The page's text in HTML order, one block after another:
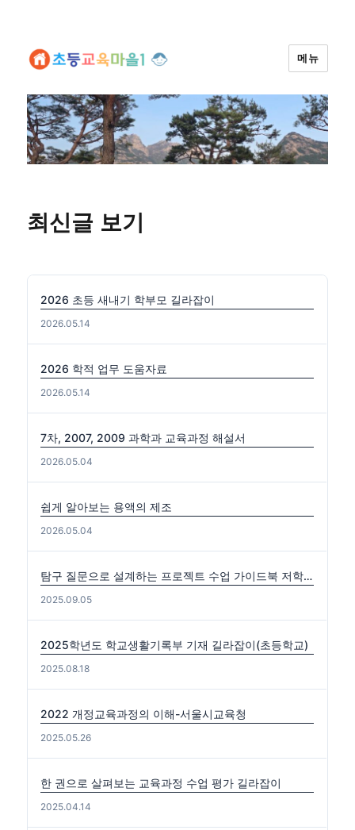
메뉴
최신글 보기
2026 초등 새내기 학부모 길라잡이
2026.05.14
2026 학적 업무 도움자료
2026.05.14
7차, 2007, 2009 과학과 교육과정 해설서
2026.05.04
쉽게 알아보는 용액의 제조
2026.05.04
탐구 질문으로 설계하는 프로젝트 수업 가이드북 저학년편. 중·고학년편
2025.09.05
2025학년도 학교생활기록부 기재 길라잡이(초등학교)
2025.08.18
2022 개정교육과정의 이해-서울시교육청
2025.05.26
한 권으로 살펴보는 교육과정 수업 평가 길라잡이
2025.04.14